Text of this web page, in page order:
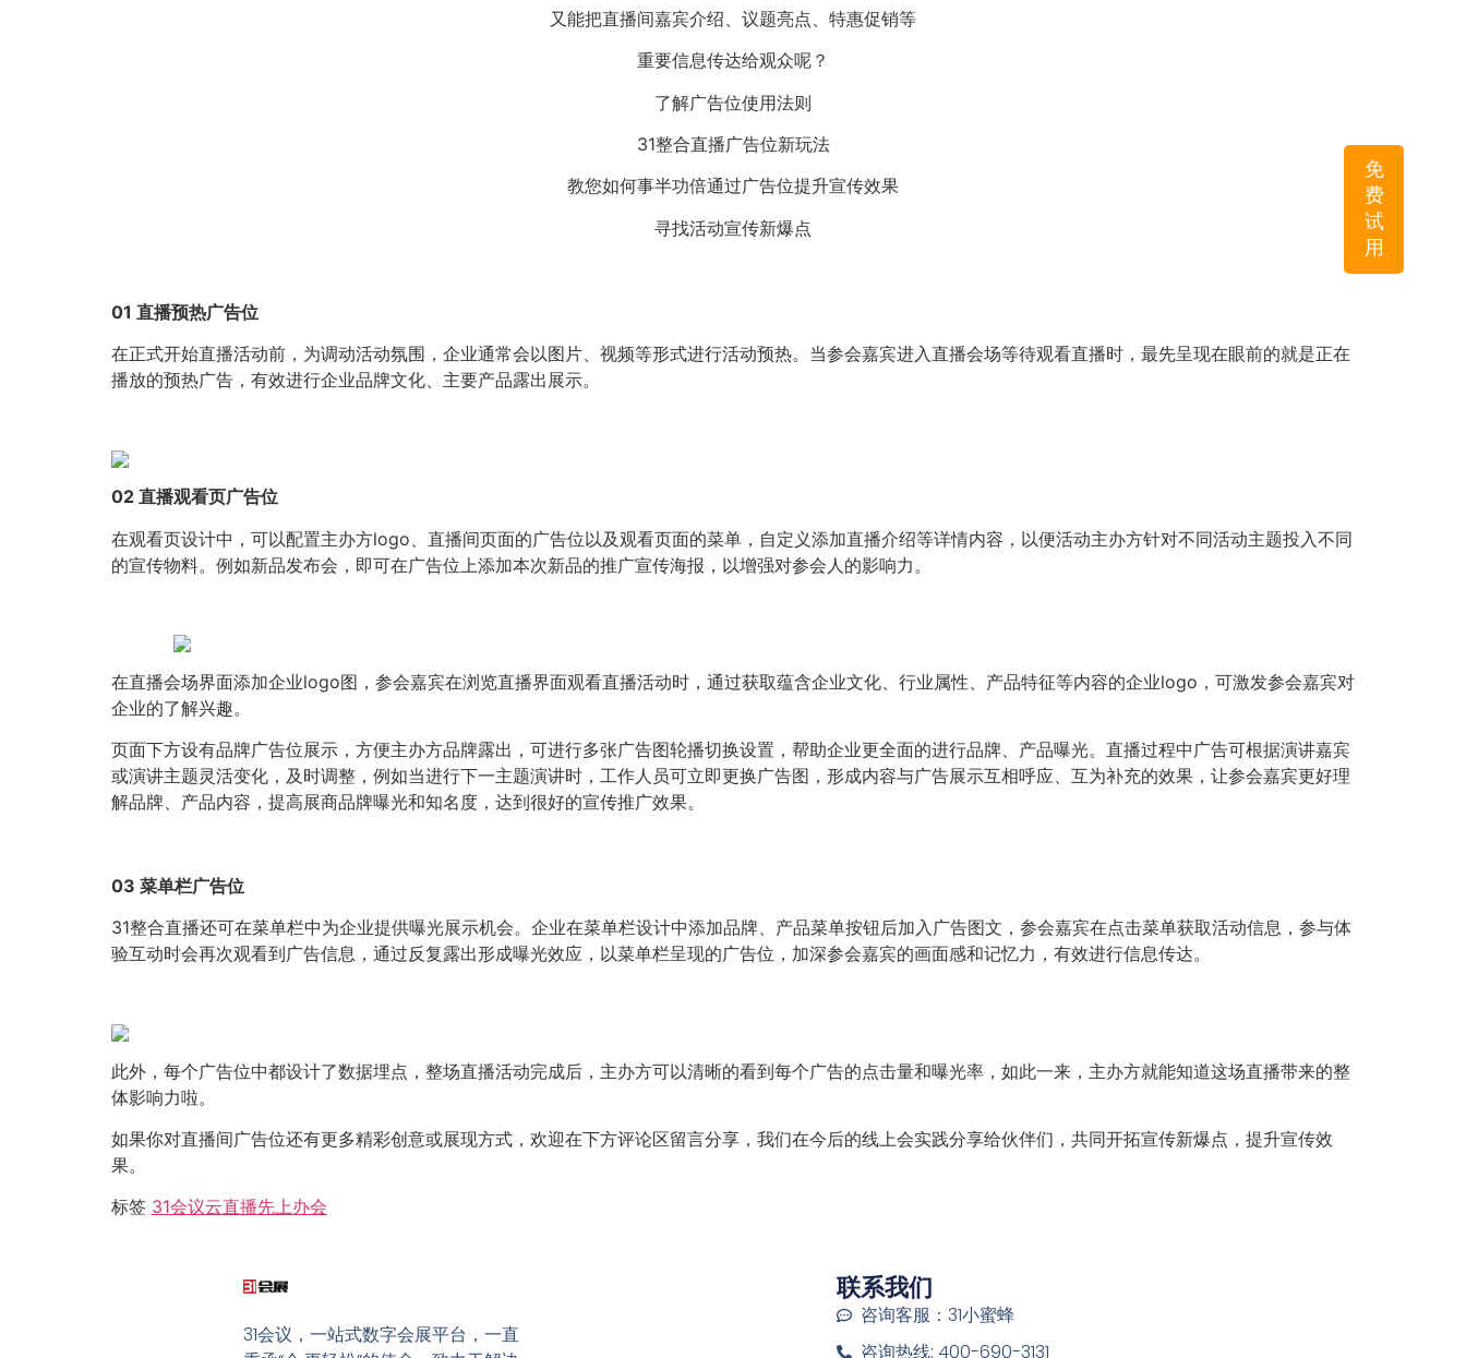
免
费
试
用
又能把直播间嘉宾介绍、议题亮点、特惠促销等
重要信息传达给观众呢？
了解广告位使用法则
31整合直播广告位新玩法
教您如何事半功倍通过广告位提升宣传效果
寻找活动宣传新爆点
01 直播预热广告位
在正式开始直播活动前，为调动活动氛围，企业通常会以图片、视频等形式进行活动预热。当参会嘉宾进入直播会场等待观看直播时，最先呈现在眼前的就是正在
播放的预热广告，有效进行企业品牌文化、主要产品露出展示。
02 直播观看页广告位
在观看页设计中，可以配置主办方logo、直播间页面的广告位以及观看页面的菜单，自定义添加直播介绍等详情内容，以便活动主办方针对不同活动主题投入不同
的宣传物料。例如新品发布会，即可在广告位上添加本次新品的推广宣传海报，以增强对参会人的影响力。
在直播会场界面添加企业logo图，参会嘉宾在浏览直播界面观看直播活动时，通过获取蕴含企业文化、行业属性、产品特征等内容的企业logo，可激发参会嘉宾对
企业的了解兴趣。
页面下方设有品牌广告位展示，方便主办方品牌露出，可进行多张广告图轮播切换设置，帮助企业更全面的进行品牌、产品曝光。直播过程中广告可根据演讲嘉宾
或演讲主题灵活变化，及时调整，例如当进行下一主题演讲时，工作人员可立即更换广告图，形成内容与广告展示互相呼应、互为补充的效果，让参会嘉宾更好理
解品牌、产品内容，提高展商品牌曝光和知名度，达到很好的宣传推广效果。
03 菜单栏广告位
31整合直播还可在菜单栏中为企业提供曝光展示机会。企业在菜单栏设计中添加品牌、产品菜单按钮后加入广告图文，参会嘉宾在点击菜单获取活动信息，参与体
验互动时会再次观看到广告信息，通过反复露出形成曝光效应，以菜单栏呈现的广告位，加深参会嘉宾的画面感和记忆力，有效进行信息传达。
此外，每个广告位中都设计了数据埋点，整场直播活动完成后，主办方可以清晰的看到每个广告的点击量和曝光率，如此一来，主办方就能知道这场直播带来的整
体影响力啦。
如果你对直播间广告位还有更多精彩创意或展现方式，欢迎在下方评论区留言分享，我们在今后的线上会实践分享给伙伴们，共同开拓宣传新爆点，提升宣传效
果。
标签 31会议云直播先上办会
31会议，一站式数字会展平台，一直
联系我们
咨询客服：31小蜜蜂
咨询热线: 400-690-3131